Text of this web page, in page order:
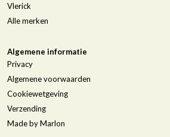
Vlerick
Alle merken
Algemene informatie
Privacy
Algemene voorwaarden
Cookiewetgeving
Verzending
Made by Marlon